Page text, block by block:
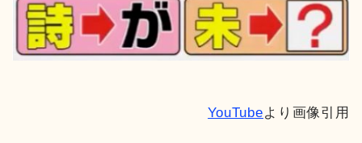
YouTubeより画像引用